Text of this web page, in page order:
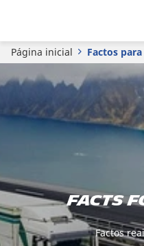
Página inicial Factos
FACTS
Factos